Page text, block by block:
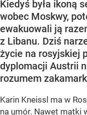
Kiedyś była ikoną
wobec Moskwy,
ewakuowali ją
z Libanu. Dziś
życie na rosyjskiej
dyplomacji Austrii
rozumem
Karin Kneissl ma w
na umór. Nawet matki